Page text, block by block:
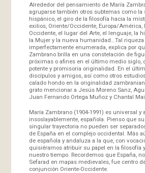
Alrededor del pensamiento de María
agruparse también otros subtemas como
hispánico, el giro de la filosofía hacia la
exilios, Oriente/Occidente, Europa/América,
Occidente, el lugar del Arte, el lenguaje, la
la Mujer y la nueva humanidad…Tal riqueza
imperfectamente enumerada, explica por
Zambrano brilla en una constelación de
próximas o afines en el último medio siglo,
potente y promisoria originalidad. En el
discípulos y amigos, así como otros
calado hondo en la originalidad
grato mencionar a Jesús Moreno Sanz,
Juan Fernando Ortega Muñoz y Chantal
María Zambrano (1904-1991) es universal y
insoslayablemente, española. Pienso que
singular trayectoria no pueden ser
de España en el complejo occidental. Más
de española y andaluza a la que, con
quisiéramos atribuir su papel en la filosofía
nuestro tiempo. Recordemos que España,
Sefarad en mapas medievales, fue centro
conjunción Oriente-Occidente.